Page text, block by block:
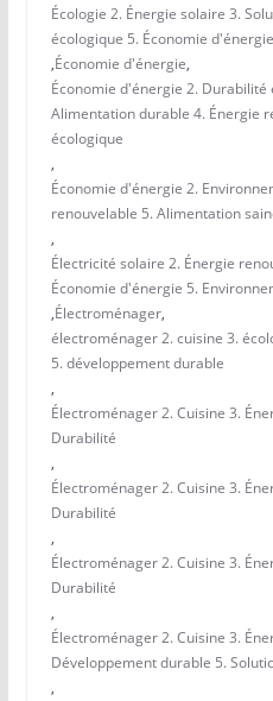
Écologie 2. Énergie solaire 3.
écologique 5. Économie d'énergie
,Économie d'énergie,
Économie d'énergie 2.
Alimentation durable 4. Énergie
écologique
,
Économie d'énergie 2.
renouvelable 5. Alimentation
,
Électricité solaire 2. Énergie
Économie d'énergie 5.
,Électroménager,
électroménager 2. cuisine 3.
5. développement durable
,
Électroménager 2. Cuisine 3.
Durabilité
,
Électroménager 2. Cuisine 3.
Durabilité
,
Électroménager 2. Cuisine 3.
Durabilité
,
Électroménager 2. Cuisine 3.
Développement durable 5.
,